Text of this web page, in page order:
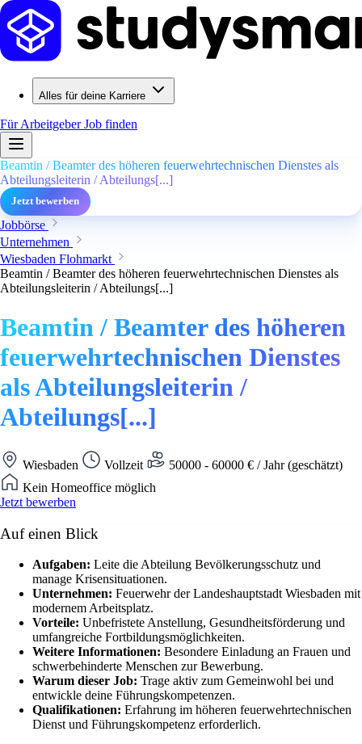
Alles für deine Karriere
Für ArbeitgeberJob finden
Beamtin / Beamter des höheren feuerwehrtechnischen Dienstes als
Abteilungsleiterin / Abteilungs[...]
Jetzt bewerben
Jobbörse
Unternehmen
Wiesbaden Flohmarkt
Beamtin / Beamter des höheren feuerwehrtechnischen Dienstes als
Abteilungsleiterin / Abteilungs[...]
Beamtin / Beamter des höheren
feuerwehrtechnischen Dienstes
als Abteilungsleiterin /
Abteilungs[...]
Wiesbaden Vollzeit
50000 - 60000 € / Jahr (geschätzt)
Kein Homeoffice möglich
Jetzt bewerben
Auf einen Blick
Aufgaben: Leite die Abteilung Bevölkerungsschutz und
manage Krisensituationen.
Unternehmen: Feuerwehr der Landeshauptstadt Wiesbaden mit
modernem Arbeitsplatz.
Vorteile: Unbefristete Anstellung, Gesundheitsförderung und
umfangreiche Fortbildungsmöglichkeiten.
Weitere Informationen: Besondere Einladung an Frauen und
schwerbehinderte Menschen zur Bewerbung.
Warum dieser Job: Trage aktiv zum Gemeinwohl bei und
entwickle deine Führungskompetenzen.
Qualifikationen: Erfahrung im höheren feuerwehrtechnischen
Dienst und Führungskompetenz erforderlich.